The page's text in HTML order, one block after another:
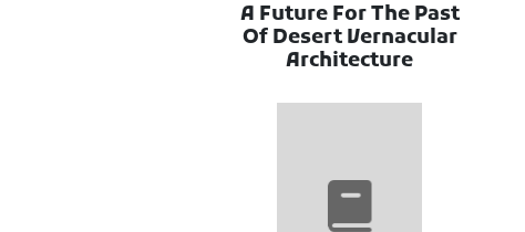
A Future For The Past
Of Desert Vernacular
Architecture